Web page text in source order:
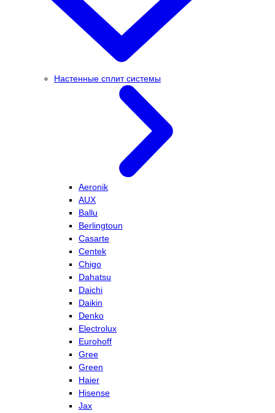
Настенные сплит системы
Aeronik
AUX
Ballu
Berlingtoun
Casarte
Centek
Chigo
Dahatsu
Daichi
Daikin
Denko
Electrolux
Eurohoff
Gree
Green
Haier
Hisense
Jax